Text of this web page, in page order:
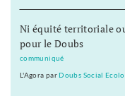
Ni équité territoriale
pour le Doubs
communiqué
L'Agora parDoubs Social